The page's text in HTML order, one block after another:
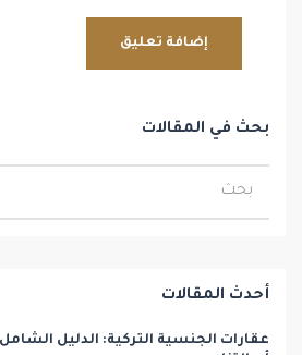
بحث في المقالات
أحدث المقالات
عقارات الجنسية التركية: الدليل